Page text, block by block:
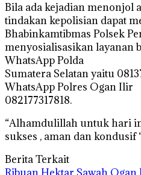
Bila ada kejadian menonjol
tindakan kepolisian dapat
Bhabinkamtibmas Polsek
menyosialisasikan layanan
WhatsApp Polda
Sumatera Selatan yaitu
WhatsApp Polres Ogan Ilir
082177317818.
“Alhamdulillah untuk hari
sukses , aman dan kondusif
Berita Terkait